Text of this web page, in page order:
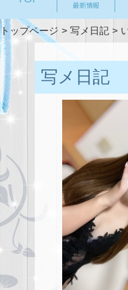
最新情報
トップページ 写メ日記
写メ日記